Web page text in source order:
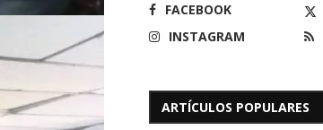
FACEBOOK
INSTAGRAM
ARTÍCULOS POPULARES